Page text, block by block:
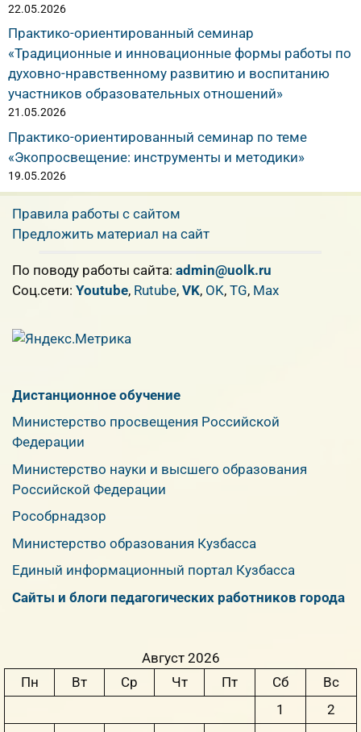
22.05.2026
Практико-ориентированный семинар
«Традиционные и инновационные формы работы по
духовно-нравственному развитию и воспитанию
участников образовательных отношений»
21.05.2026
Практико-ориентированный семинар по теме
«Экопросвещение: инструменты и методики»
19.05.2026
Правила работы с сайтом
Предложить материал на сайт
По поводу работы сайта: admin@uolk.ru
Cоц.сети: Youtube, Rutube, VK, OK, TG, Max
Дистанционное обучение
Министерство просвещения Российской
Федерации
Министерство науки и высшего образования
Российской Федерации
Рособрнадзор
Министерство образования Кузбасса
Единый информационный портал Кузбасса
Сайты и блоги педагогических работников города
Август 2026
Пн
Вт Ср Чт Пт Сб
Вс
1
2